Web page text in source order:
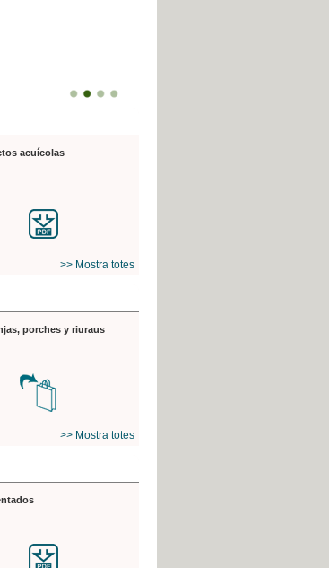
acuícolas
>> Mostra totes
porches y riuraus
>> Mostra totes